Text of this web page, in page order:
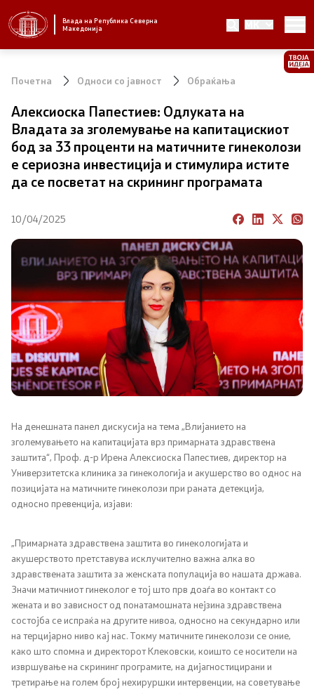
Влада на Република Северна
Македонија
MK
Стратешки приоритети и програма
Завршени планови
Стратешки план на Генералниот секретаријат
Влада
Претседател на Владата
Канцеларија на Претседателот на Владата
Заменици на Претседателот на Владата
Состав на Владата
Министерства
СОЗР
Комисии
Национални координатори
Генерален Секретаријат
Односи со јавност
Канцеларија на портпарол
Почетна Односи со јавност Обраќања
Алексиоска Папестиев: Одлуката на
Владата за зголемување на капитацискиот
бод за 33 проценти на матичните гинеколози
е сериозна инвестиција и стимулира истите
да се посветат на скрининг програмата
10/04/2025
На денешната панел дискусија на тема „Влијанието на
зголемувањето на капитацијата врз примарната здравствена
заштита“, Проф. д-р Ирена Алексиоска Папестиев, директор на
Универзитетска клиника за гинекологија и акушерство во однос на
позицијата на матичните гинеколози при раната детекција,
односно превенција, изјави:
„Примарната здравствена заштита во гинекологијата и
акушерството претставува исклучително важна алка во
здравствената заштита за женската популација во нашата држава.
Значи матичниот гинеколог е тој што прв доаѓа во контакт со
жената и во зависност од понатамошната нејзина здравствена
состојба се испраќа на другите нивоа, односно на секундарно или
на терцијарно ниво кај нас. Токму матичните гинеколози се оние,
како што спомна и директорот Клековски, коишто се носители на
извршување на скрининг програмите, на дијагностицирани и
третирање на голем број нехируршки интервенции, на советување